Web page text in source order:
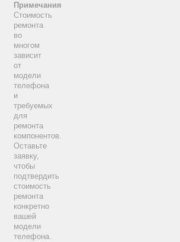
Примечания
Стоимость
ремонта
во
многом
зависит
от
модели
телефона
и
требуемых
для
ремонта
компонентов.
Оставьте
заявку,
чтобы
подтвердить
стоимость
ремонта
конкретно
вашей
модели
телефона.